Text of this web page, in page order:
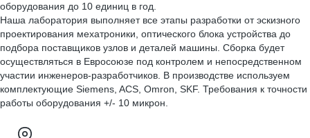
оборудования до 10 единиц в год.
Наша лаборатория выполняет все этапы разработки от эскизного
проектирования мехатроники, оптического блока устройства до
подбора поставщиков узлов и деталей машины. Сборка будет
осуществляться в Евросоюзе под контролем и непосредственном
участии инженеров-разработчиков. В производстве используем
комплектующие Siemens, ACS, Omron, SKF. Требования к точности
работы оборудования +/- 10 микрон.